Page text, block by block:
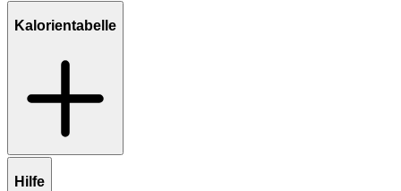
Kalorientabelle
Hilfe